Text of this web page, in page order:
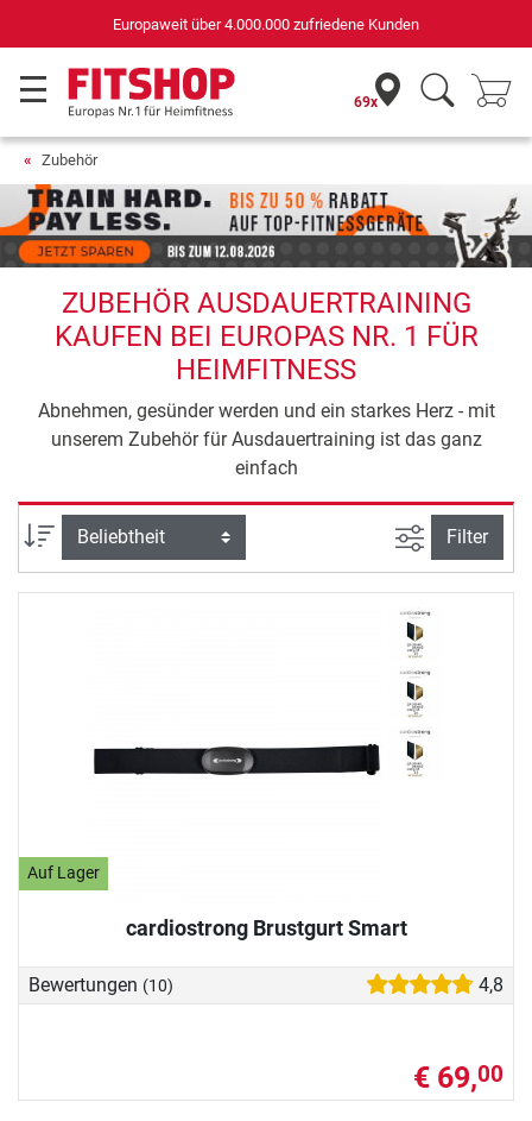
Europaweit über 4.000.000 zufriedene Kunden
69x
Zubehör
ZUBEHÖR AUSDAUERTRAINING
KAUFEN BEI EUROPAS NR. 1 FÜR
HEIMFITNESS
Abnehmen, gesünder werden und ein starkes Herz - mit
unserem Zubehör für Ausdauertraining ist das ganz
einfach
Sortierung Ansicht
Filter
Auf Lager
cardiostrong Brustgurt Smart
Bewertungen (10) 4,8
€ 69,00